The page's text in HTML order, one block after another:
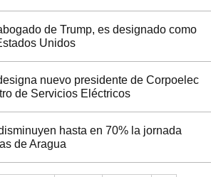
de Trump, es designado como
Unidos
nuevo presidente de Corpoelec
de Servicios Eléctricos
hasta en 70% la jornada
de Aragua